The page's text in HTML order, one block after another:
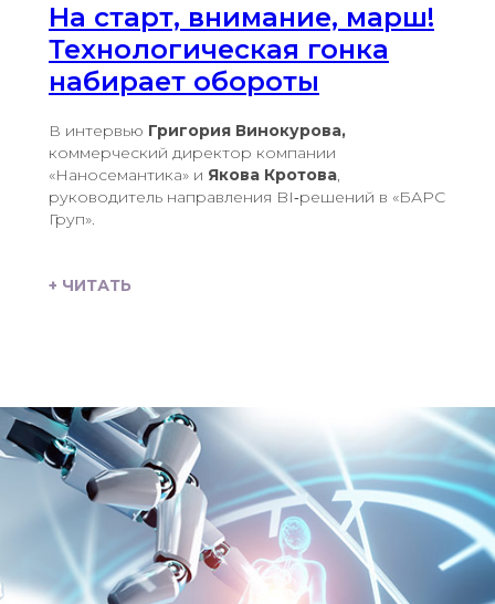
На старт, внимание, марш!
Технологическая гонка
набирает обороты
В интервью Григория Винокурова,
коммерческий директор компании
«Наносемантика» и Якова Кротова,
руководитель направления BI‑решений в «БАРС
Груп».
+ ЧИТАТЬ